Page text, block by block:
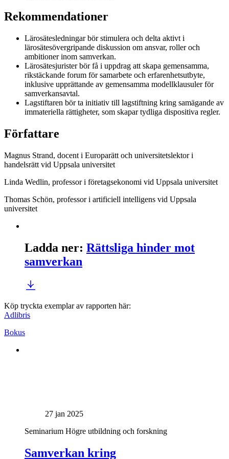
Rekommendationer
Lärosätesledningar bör stimulera och delta aktivt i
lärosätesövergripande diskussion om ansvar, roller och
ambitioner inom samverkan.
Lärosätesjurister bör få i uppdrag att skapa gemensamma,
rikstäckande forum för samarbete och erfarenhetsutbyte,
inklusive upprättande av gemensamma modellklausuler för
samverkansavtal.
Lagstiftaren bör ta initiativ till lagstiftning kring samägande av
immateriella rättigheter, som skapar tydliga dispositiva regler.
Författare
Magnus Strand, docent i Europarätt och universitetslektor i
handelsrätt vid Uppsala universitet
Linda Wedlin, professor i företagsekonomi vid Uppsala universitet
Thomas Schön, professor i artificiell intelligens vid Uppsala
universitet
Ladda ner: Rättsliga hinder mot
samverkan
Köp tryckta exemplar av rapporten här:
Adlibris
Bokus
27 jan 2025
Seminarium Högre utbildning och forskning
Samverkan kring